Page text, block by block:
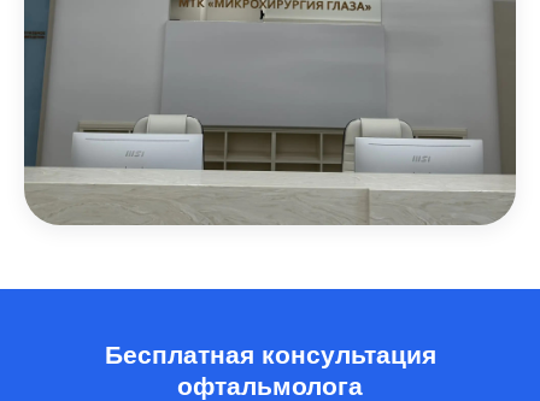
Бесплатная консультация
офтальмолога